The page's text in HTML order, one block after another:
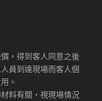
，得到客人同意之後
員到達現場而客人個
。
料有關，視現場情況